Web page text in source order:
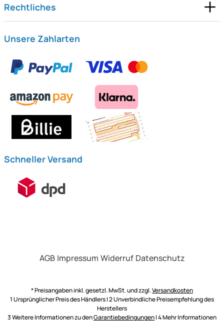
Rechtliches
Unsere Zahlarten
Schneller Versand
AGB Impressum Widerruf Datenschutz
* Preisangaben inkl. gesetzl. MwSt. und zzgl.Versandkosten
1 Ursprünglicher Preis des Händlers | 2 Unverbindliche Preisempfehlung des
Herstellers
3 Weitere Informationen zu denGarantiebedingungen| 4 Mehr Informationen